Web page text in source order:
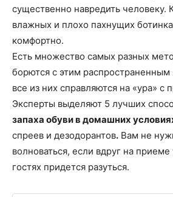
существенно навредить человеку.
влажных и плохо пахнущих
комфортно.
Есть множество самых разных
борются с этим
все из них справляются на «ура» с
Эксперты выделяют 5 лучших
запаха обуви в домашних
спреев и дезодорантов. Вам не
волноваться, если вдруг на приеме
гостях придется разуться.